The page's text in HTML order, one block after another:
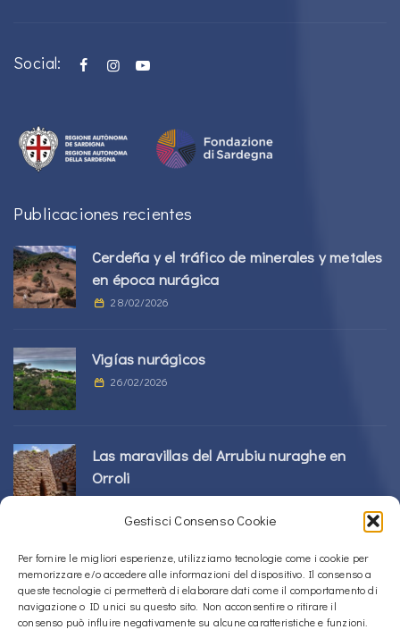
Gestisci Consenso Cookie
Per fornire le migliori esperienze, utilizziamo tecnologie come i cookie per
memorizzare e/o accedere alle informazioni del dispositivo. Il consenso a
queste tecnologie ci permetterà di elaborare dati come il comportamento di
navigazione o ID unici su questo sito. Non acconsentire o ritirare il
consenso può influire negativamente su alcune caratteristiche e funzioni.
Social:
Publicaciones recientes
Cerdeña y el tráfico de minerales y metales
en época nurágica
28/02/2026
Vigías nurágicos
26/02/2026
Las maravillas del Arrubiu nuraghe en
Orroli
24/02/2026
Complejo Sos Nurattolos Nuragic en Alà
dei Sardi
23/02/2026